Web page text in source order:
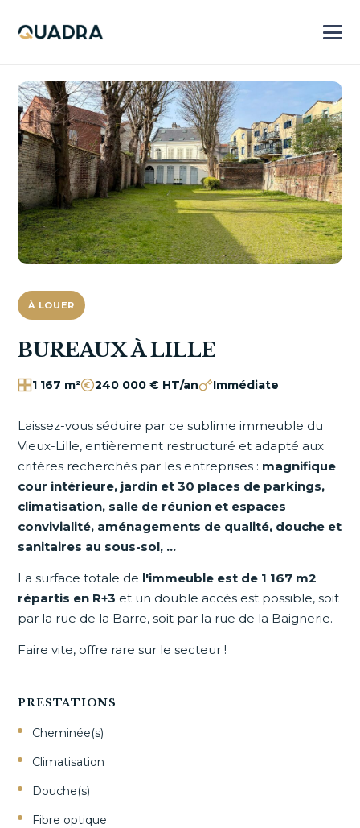
À LOUER
BUREAUX À LILLE
1 167 m² 240 000 € HT/an Immédiate
Laissez-vous séduire par ce sublime immeuble du
Vieux-Lille, entièrement restructuré et adapté aux
critères recherchés par les entreprises : magnifique
cour intérieure, jardin et 30 places de parkings,
climatisation, salle de réunion et espaces
convivialité, aménagements de qualité, douche et
sanitaires au sous-sol, ...
La surface totale de l'immeuble est de 1 167 m2
répartis en R+3 et un double accès est possible, soit
par la rue de la Barre, soit par la rue de la Baignerie.
Faire vite, offre rare sur le secteur !
PRESTATIONS
Cheminée(s)
Climatisation
Douche(s)
Fibre optique